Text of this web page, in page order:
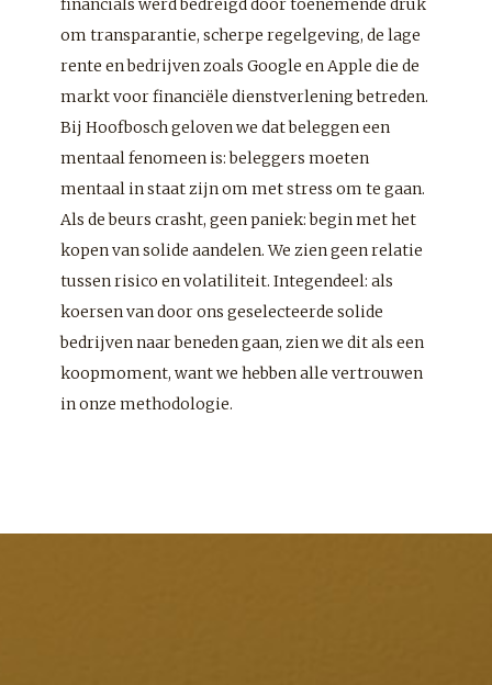
financials werd bedreigd door toenemende druk
om transparantie, scherpe regelgeving, de lage
rente en bedrijven zoals Google en Apple die de
markt voor financiële dienstverlening betreden.
Bij Hoofbosch geloven we dat beleggen een
mentaal fenomeen is: beleggers moeten
mentaal in staat zijn om met stress om te gaan.
Als de beurs crasht, geen paniek: begin met het
kopen van solide aandelen. We zien geen relatie
tussen risico en volatiliteit. Integendeel: als
koersen van door ons geselecteerde solide
bedrijven naar beneden gaan, zien we dit als een
koopmoment, want we hebben alle vertrouwen
in onze methodologie.